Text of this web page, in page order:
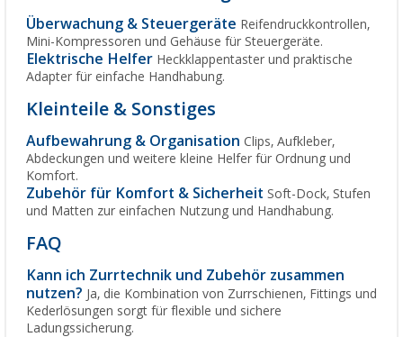
Überwachung & Steuergeräte Reifendruckkontrollen,
Mini-Kompressoren und Gehäuse für Steuergeräte.
Elektrische Helfer Heckklappentaster und praktische
Adapter für einfache Handhabung.
Kleinteile & Sonstiges
Aufbewahrung & Organisation Clips, Aufkleber,
Abdeckungen und weitere kleine Helfer für Ordnung und
Komfort.
Zubehör für Komfort & Sicherheit Soft-Dock, Stufen
und Matten zur einfachen Nutzung und Handhabung.
FAQ
Kann ich Zurrtechnik und Zubehör zusammen
nutzen? Ja, die Kombination von Zurrschienen, Fittings und
Kederlösungen sorgt für flexible und sichere
Ladungssicherung.